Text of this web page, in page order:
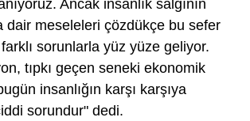
Ancak insanlık salgının
dair meseleleri çözdükçe bu sefer
farklı sorunlarla yüz yüze geliyor.
tıpkı geçen seneki ekonomik
insanlığın karşı karşıya
sorundur" dedi.